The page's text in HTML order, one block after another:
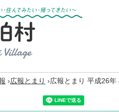
みたい・住んでみた
›広報とまり ›広報とまり 平成26年